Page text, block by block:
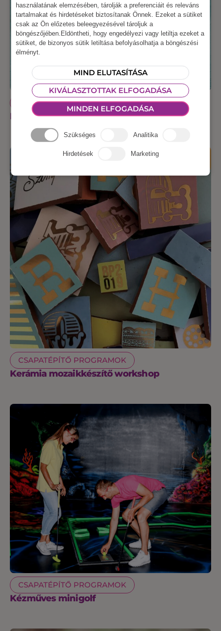
CSAPATÉPÍTŐ PROGRAMOK
Képzeletbeli akadálypálya
CSAPATÉPÍTŐ PROGRAMOK
Kerámia mozaikkészítő workshop
CSAPATÉPÍTŐ PROGRAMOK
Kézműves minigolf
használatának elemzésében, tárolják a preferenciáit és releváns
tartalmakat és hirdetéseket biztosítanak Önnek. Ezeket a sütiket
csak az Ön előzetes beleegyezésével tároljuk a
böngészőjében.Eldöntheti, hogy engedélyezi vagy letiltja ezeket a
sütiket, de bizonyos sütik letiltása befolyásolhatja a böngészési
élményt.
MIND ELUTASÍTÁSA
KIVÁLASZTOTTAK ELFOGADÁSA
MINDEN ELFOGADÁSA
Szükséges Analitika
Hirdetések Marketing